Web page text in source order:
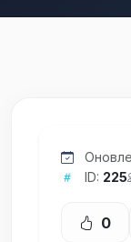
ID: 225
0